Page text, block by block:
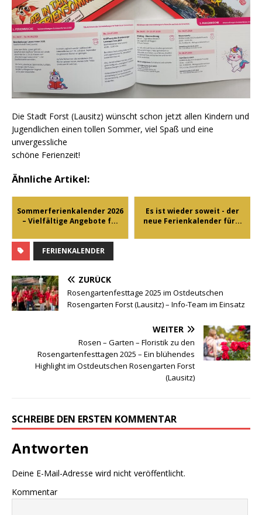
Die Stadt Forst (Lausitz) wünscht schon jetzt allen Kindern und
Jugendlichen einen tollen Sommer, viel Spaß und eine
unvergessliche
schöne Ferienzeit!
Ähnliche Artikel:
Sommerferienkalender 2026
– Vielfältige Angebote f...
Es ist wieder soweit - der
neue Ferienkalender für...
FERIENKALENDER
ZURÜCK
Rosengartenfesttage 2025 im Ostdeutschen
Rosengarten Forst (Lausitz) – Info-Team im Einsatz
WEITER
Rosen – Garten – Floristik zu den
Rosengartenfesttagen 2025 – Ein blühendes
Highlight im Ostdeutschen Rosengarten Forst
(Lausitz)
SCHREIBE DEN ERSTEN KOMMENTAR
Antworten
Deine E-Mail-Adresse wird nicht veröffentlicht.
Kommentar